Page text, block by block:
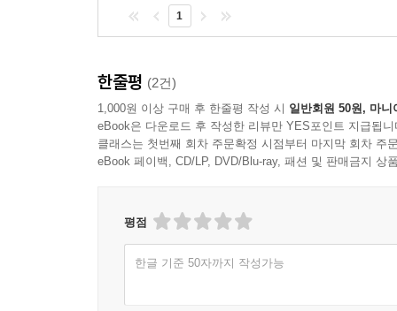
1
한줄평 (2건)
1,000원 이상 구매 후 한줄평 작성 시 일반회원 50원, 마니
eBook은 다운로드 후 작성한 리뷰만 YES포인트 지급됩니
클래스는 첫번째 회차 주문확정 시점부터 마지막 회차 주
eBook 페이백, CD/LP, DVD/Blu-ray, 패션 및 판매금지 상
평점
한글 기준 50자까지 작성가능